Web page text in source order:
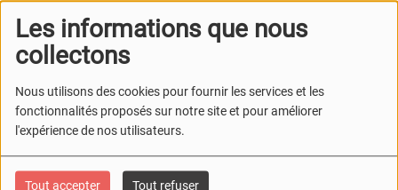
Les informations que nous
collectons
Nous utilisons des cookies pour fournir les services et les
fonctionnalités proposés sur notre site et pour améliorer
l'expérience de nos utilisateurs.
Tout accepter Tout refuser
Jeux concours du 8 au 14
juin